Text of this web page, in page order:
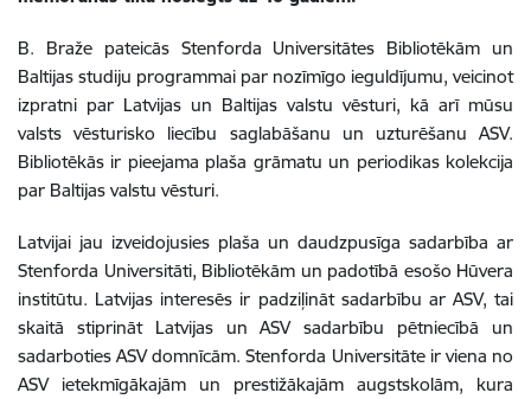
B. Braže pateicās Stenforda Universitātes Bibliotēkām un
Baltijas studiju programmai par nozīmīgo ieguldījumu, veicinot
izpratni par Latvijas un Baltijas valstu vēsturi, kā arī mūsu
valsts vēsturisko liecību saglabāšanu un uzturēšanu ASV.
Bibliotēkās ir pieejama plaša grāmatu un periodikas kolekcija
par Baltijas valstu vēsturi.
Latvijai jau izveidojusies plaša un daudzpusīga sadarbība ar
Stenforda Universitāti, Bibliotēkām un padotībā esošo Hūvera
institūtu. Latvijas interesēs ir padziļināt sadarbību ar ASV, tai
skaitā stiprināt Latvijas un ASV sadarbību pētniecībā un
sadarboties ASV domnīcām. Stenforda Universitāte ir viena no
ASV ietekmīgākajām un prestižākajām augstskolām, kura